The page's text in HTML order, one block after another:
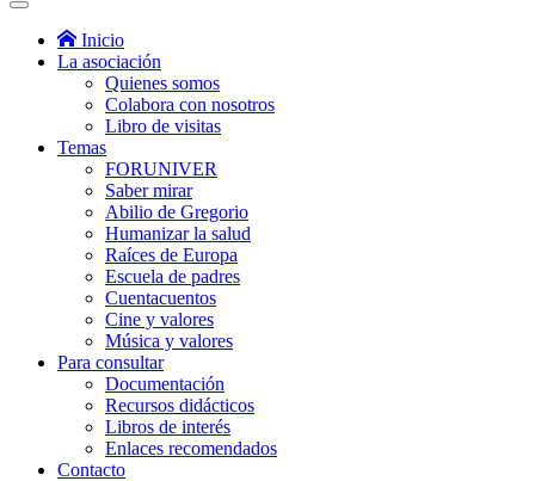
Inicio
La asociación
Quienes somos
Colabora con nosotros
Libro de visitas
Temas
FORUNIVER
Saber mirar
Abilio de Gregorio
Humanizar la salud
Raíces de Europa
Escuela de padres
Cuentacuentos
Cine y valores
Música y valores
Para consultar
Documentación
Recursos didácticos
Libros de interés
Enlaces recomendados
Contacto